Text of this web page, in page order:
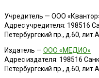
Учредитель — ООО
Адрес учредителя: 198516
Петербургский пр., д.60,
Издатель — ООО «МЕДИО»
Адрес издателя: 198516
Петербургский пр., д.60,